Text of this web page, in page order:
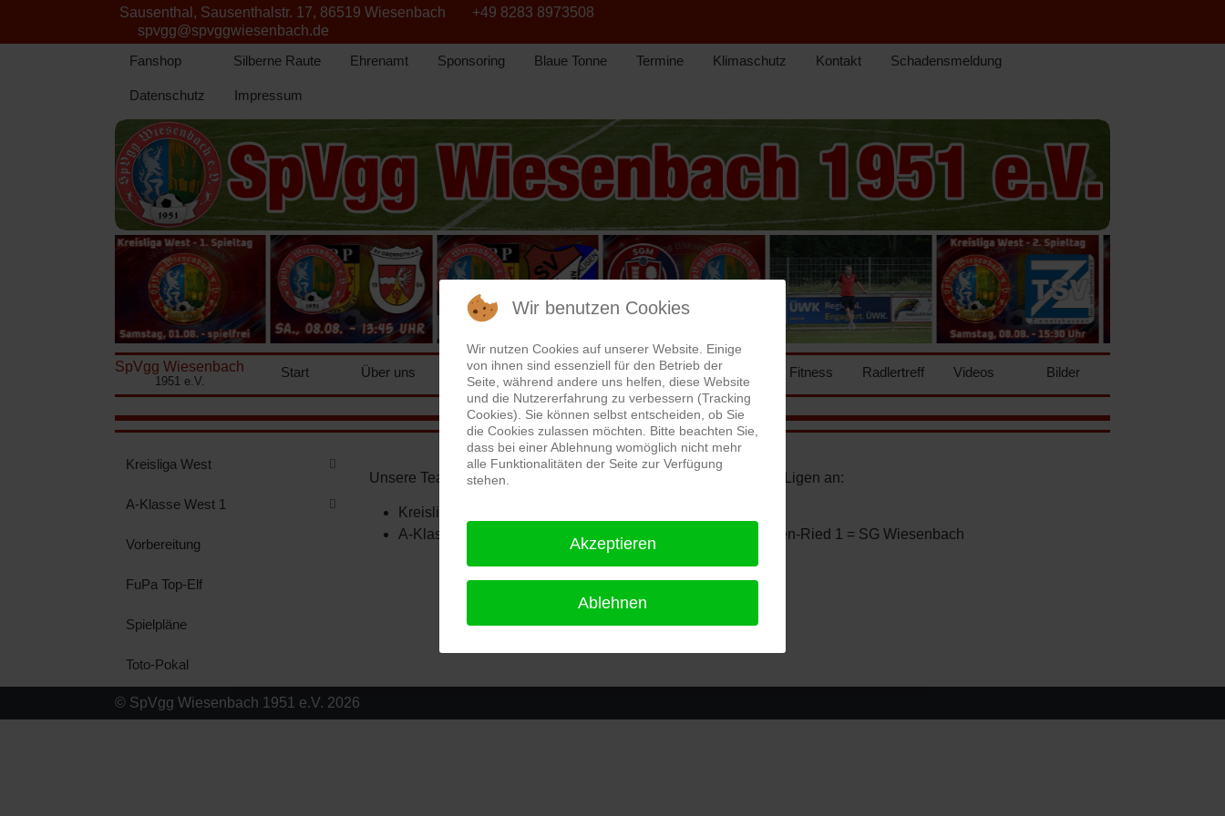
Sausenthal, Sausenthalstr. 17, 86519 Wiesenbach
+49 8283 8973508
spvgg@spvggwiesenbach.de
Fanshop
Silberne Raute Ehrenamt Sponsoring Blaue Tonne Termine Klimaschutz Kontakt Schadensmeldung
Datenschutz Impressum
SpVgg Wiesenbach
1951 e.V.
Start Über uns Herren Junioren BFV Turnen Fitness Radlertreff Videos Bilder
Kreisliga West
A-Klasse West 1
Vorbereitung
FuPa Top-Elf
Spielpläne
Toto-Pokal
Unsere Teams treten in der Saison 26/27 in den nachstehenden Ligen an:
Kreisliga West - SpVgg Wiesenbach
A-Klasse West 1 - (SG) SpVgg Wiesenbach 2/TSV Behlingen-Ried 1 = SG Wiesenbach
© SpVgg Wiesenbach 1951 e.V. 2026
Wir benutzen Cookies
Wir nutzen Cookies auf unserer Website. Einige
von ihnen sind essenziell für den Betrieb der
Seite, während andere uns helfen, diese Website
und die Nutzererfahrung zu verbessern (Tracking
Cookies). Sie können selbst entscheiden, ob Sie
die Cookies zulassen möchten. Bitte beachten Sie,
dass bei einer Ablehnung womöglich nicht mehr
alle Funktionalitäten der Seite zur Verfügung
stehen.
Akzeptieren
Ablehnen